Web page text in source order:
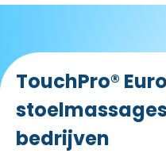
TouchPro®
bedrijven